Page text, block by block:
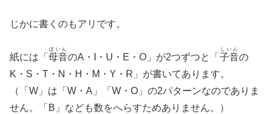
じかに書くのもアリです。
紙には「 母音
ぼいん
のA・I・U・E・O」が2つずつと「 子音
しいん
の
K・S・T・N・H・M・Y・R」が書いてあります。
（「W」は「W・A」「W・O」の2パターンなのでありま
せん。「B」なども数をへらすためありません。）